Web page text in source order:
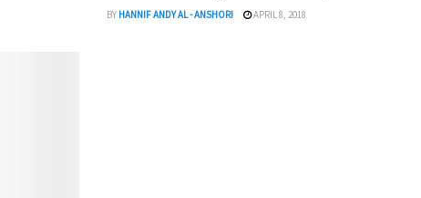
BY HANNIF ANDY AL - ANSHORI APRIL 8, 2018